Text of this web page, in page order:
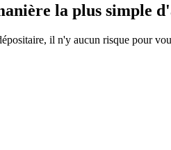
la plus simple
il n'y aucun risque pour